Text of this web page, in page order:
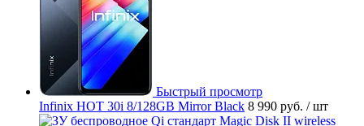
Быстрый просмотр
Infinix HOT 30i 8/128GB Mirror Black 8 990 руб. / шт